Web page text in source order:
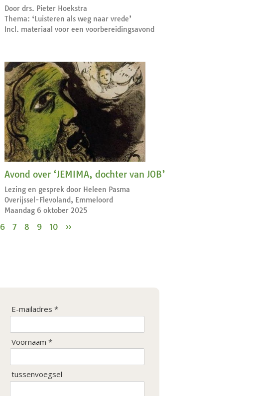
Door drs. Pieter Hoekstra
Thema: ‘Luisteren als weg naar vrede’
Incl. materiaal voor een voorbereidingsavond
Avond over ‘JEMIMA, dochter van JOB’
Lezing en gesprek door Heleen Pasma
Overijssel-Flevoland, Emmeloord
Maandag 6 oktober 2025
6 7 8 9 10 »
E-mailadres *
Voornaam *
tussenvoegsel